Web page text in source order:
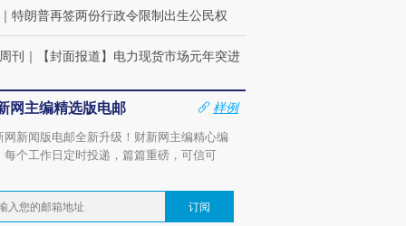
｜ 特朗普再签两份行政令限制出生公民权
刊 ｜ 【封面报道】电力现货市场元年突进
网主编精选版电邮
样例
网新闻版电邮全新升级！财新网主编精心编
每个工作日定时投递，篇篇重磅，可信可
订阅